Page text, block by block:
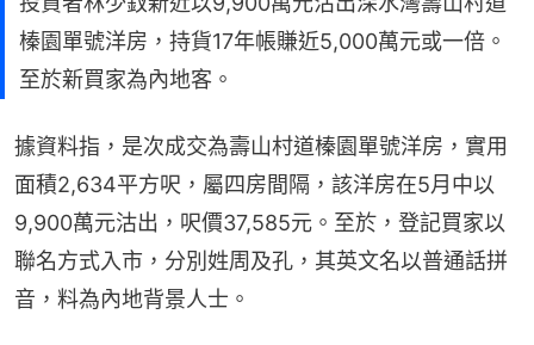
榛園單號洋房，持貨17年帳賺近5,000萬元或一倍。
至於新買家為內地客。
據資料指，是次成交為壽山村道榛園單號洋房，實用
面積2,634平方呎，屬四房間隔，該洋房在5月中以
9,900萬元沽出，呎價37,585元。至於，登記買家以
聯名方式入市，分別姓周及孔，其英文名以普通話拼
音，料為內地背景人士。